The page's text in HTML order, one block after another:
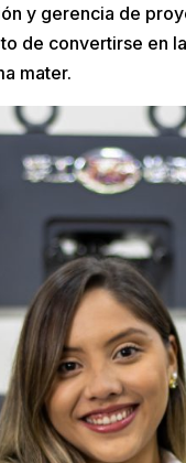
y gerencia de
de convertirse en
mater.